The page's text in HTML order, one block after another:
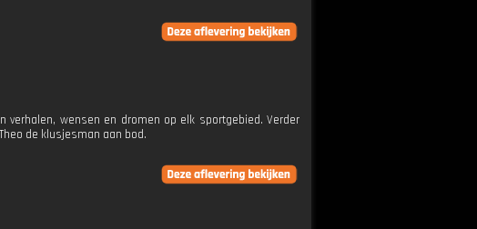
verhalen, wensen en dromen op elk sportgebied. Verder
de klusjesman aan bod.